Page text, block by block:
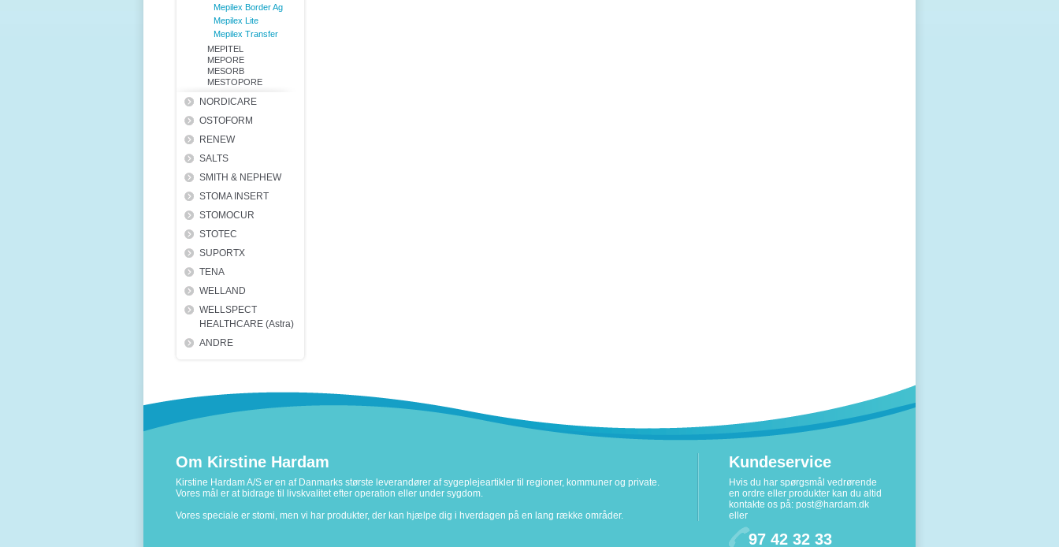
Mepilex Border Ag
Mepilex Lite
Mepilex Transfer
MEPITEL
MEPORE
MESORB
MESTOPORE
NORDICARE
OSTOFORM
RENEW
SALTS
SMITH & NEPHEW
STOMA INSERT
STOMOCUR
STOTEC
SUPORTX
TENA
WELLAND
WELLSPECT
HEALTHCARE (Astra)
ANDRE
Om Kirstine Hardam
Kirstine Hardam A/S er en af Danmarks største leverandører af sygeplejeartikler til regioner, kommuner og private.
Vores mål er at bidrage til livskvalitet efter operation eller under sygdom.
Vores speciale er stomi, men vi har produkter, der kan hjælpe dig i hverdagen på en lang række områder.
Kundeservice
Hvis du har spørgsmål vedrørende
en ordre eller produkter kan du altid
kontakte os på: post@hardam.dk
eller
97 42 32 33